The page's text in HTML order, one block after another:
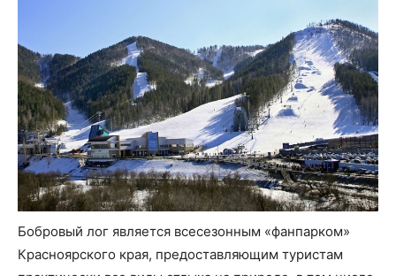
Бобровый лог является всесезонным «фанпарком»
Красноярского края, предоставляющим туристам